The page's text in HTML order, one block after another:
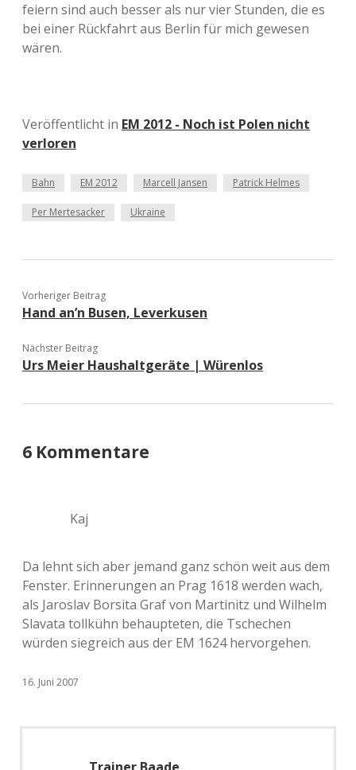
feiern sind auch besser als nur vier Stunden, die es
bei einer Rückfahrt aus Berlin für mich gewesen
wären.
Veröffentlicht in EM 2012 - Noch ist Polen nicht
verloren
Bahn EM 2012 Marcell Jansen Patrick Helmes
Per Mertesacker Ukraine
Vorheriger Beitrag
Hand an’n Busen, Leverkusen
Nächster Beitrag
Urs Meier Haushaltgeräte | Würenlos
6 Kommentare
Kaj
Da lehnt sich aber jemand ganz schön weit aus dem
Fenster. Erinnerungen an Prag 1618 werden wach,
als Jaroslav Borsita Graf von Martinitz und Wilhelm
Slavata tollkühn behaupteten, die Tschechen
würden siegreich aus der EM 1624 hervorgehen.
16. Juni 2007